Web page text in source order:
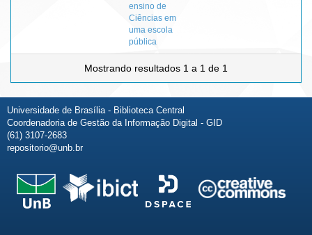
ensino de
Ciências em
uma escola
pública
Mostrando resultados 1 a 1 de 1
Universidade de Brasília - Biblioteca Central
Coordenadoria de Gestão da Informação Digital - GID
(61) 3107-2683
repositorio@unb.br